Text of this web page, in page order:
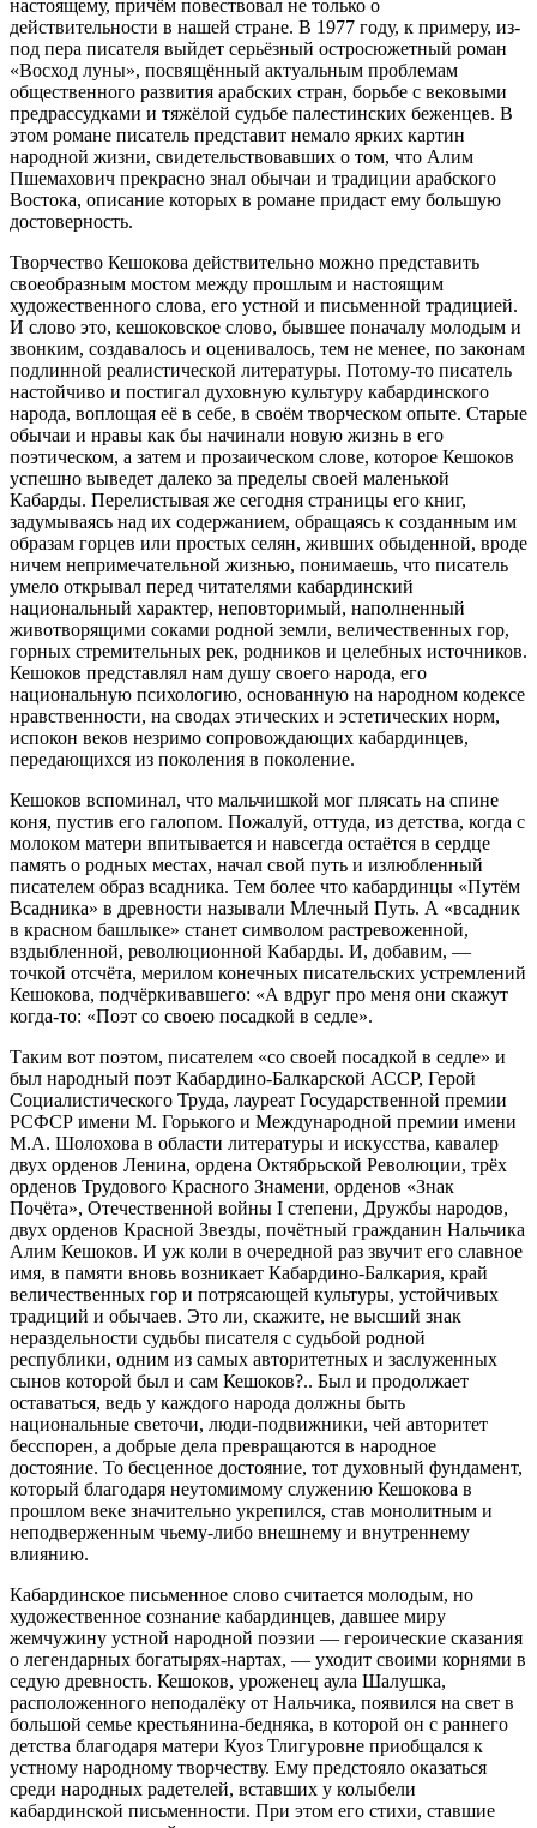
настоящему, причём повествовал не только о
действительности в нашей стране. В 1977 году, к примеру, из-
под пера писателя выйдет серьёзный остросюжетный роман
«Восход луны», посвящённый актуальным проблемам
общественного развития арабских стран, борьбе с вековыми
предрассудками и тяжёлой судьбе палестинских беженцев. В
этом романе писатель представит немало ярких картин
народной жизни, свидетельствовавших о том, что Алим
Пшемахович прекрасно знал обычаи и традиции арабского
Востока, описание которых в романе придаст ему большую
достоверность.
Творчество Кешокова действительно можно представить
своеобразным мостом между прошлым и настоящим
художественного слова, его устной и письменной традицией.
И слово это, кешоковское слово, бывшее поначалу молодым и
звонким, создавалось и оценивалось, тем не менее, по законам
подлинной реалистической литературы. Потому-то писатель
настойчиво и постигал духовную культуру кабардинского
народа, воплощая её в себе, в своём творческом опыте. Старые
обычаи и нравы как бы начинали новую жизнь в его
поэтическом, а затем и прозаическом слове, которое Кешоков
успешно выведет далеко за пределы своей маленькой
Кабарды. Перелистывая же сегодня страницы его книг,
задумываясь над их содержанием, обращаясь к созданным им
образам горцев или простых селян, живших обыденной, вроде
ничем непримечательной жизнью, понимаешь, что писатель
умело открывал перед читателями кабардинский
национальный характер, неповторимый, наполненный
животворящими соками родной земли, величественных гор,
горных стремительных рек, родников и целебных источников.
Кешоков представлял нам душу своего народа, его
национальную психологию, основанную на народном кодексе
нравственности, на сводах этических и эстетических норм,
испокон веков незримо сопровождающих кабардинцев,
передающихся из поколения в поколение.
Кешоков вспоминал, что мальчишкой мог плясать на спине
коня, пустив его галопом. Пожалуй, оттуда, из детства, когда с
молоком матери впитывается и навсегда остаётся в сердце
память о родных местах, начал свой путь и излюбленный
писателем образ всадника. Тем более что кабардинцы «Путём
Всадника» в древности называли Млечный Путь. А «всадник
в красном башлыке» станет символом растревоженной,
вздыбленной, революционной Кабарды. И, добавим, —
точкой отсчёта, мерилом конечных писательских устремлений
Кешокова, подчёркивавшего: «А вдруг про меня они скажут
когда-то: «Поэт со своею посадкой в седле».
Таким вот поэтом, писателем «со своей посадкой в седле» и
был народный поэт Кабардино-Балкарской АССР, Герой
Социалистического Труда, лауреат Государственной премии
РСФСР имени М. Горького и Международной премии имени
М.А. Шолохова в области литературы и искусства, кавалер
двух орденов Ленина, ордена Октябрьской Революции, трёх
орденов Трудового Красного Знамени, орденов «Знак
Почёта», Отечественной войны I степени, Дружбы народов,
двух орденов Красной Звезды, почётный гражданин Нальчика
Алим Кешоков. И уж коли в очередной раз звучит его славное
имя, в памяти вновь возникает Кабардино-Балкария, край
величественных гор и потрясающей культуры, устойчивых
традиций и обычаев. Это ли, скажите, не высший знак
нераздельности судьбы писателя с судьбой родной
республики, одним из самых авторитетных и заслуженных
сынов которой был и сам Кешоков?.. Был и продолжает
оставаться, ведь у каждого народа должны быть
национальные светочи, люди-подвижники, чей авторитет
бесспорен, а добрые дела превращаются в народное
достояние. То бесценное достояние, тот духовный фундамент,
который благодаря неутомимому служению Кешокова в
прошлом веке значительно укрепился, став монолитным и
неподверженным чьему-либо внешнему и внутреннему
влиянию.
Кабардинское письменное слово считается молодым, но
художественное сознание кабардинцев, давшее миру
жемчужину устной народной поэзии — героические сказания
о легендарных богатырях-нартах, — уходит своими корнями в
седую древность. Кешоков, уроженец аула Шалушка,
расположенного неподалёку от Нальчика, появился на свет в
большой семье крестьянина-бедняка, в которой он с раннего
детства благодаря матери Куоз Тлигуровне приобщался к
устному народному творчеству. Ему предстояло оказаться
среди народных радетелей, вставших у колыбели
кабардинской письменности. При этом его стихи, ставшие